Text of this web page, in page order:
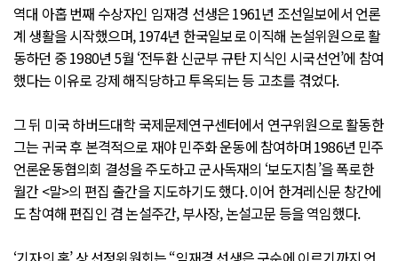
역대 아홉 번째 수상자인 임재경 선생은 1961년 조선일보에서 언론
계 생활을 시작했으며, 1974년 한국일보로 이직해 논설위원으로 활
동하던 중 1980년 5월 ‘전두환 신군부 규탄 지식인 시국선언’에 참여
했다는 이유로 강제 해직당하고 투옥되는 등 고초를 겪었다.
그 뒤 미국 하버드대학 국제문제연구센터에서 연구위원으로 활동한
그는 귀국 후 본격적으로 재야 민주화 운동에 참여하며 1986년 민주
언론운동협의회 결성을 주도하고 군사독재의 ‘보도지침’을 폭로한
월간 <말>의 편집 출간을 지도하기도 했다. 이어 한겨레신문 창간에
도 참여해 편집인 겸 논설주간, 부사장, 논설고문 등을 역임했다.